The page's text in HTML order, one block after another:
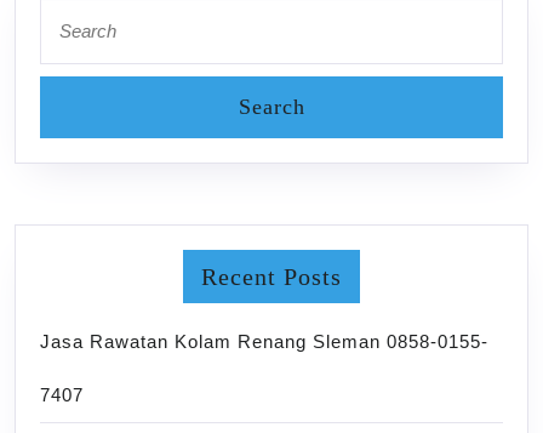
for:
Recent Posts
Jasa Rawatan Kolam Renang Sleman 0858-0155-
7407